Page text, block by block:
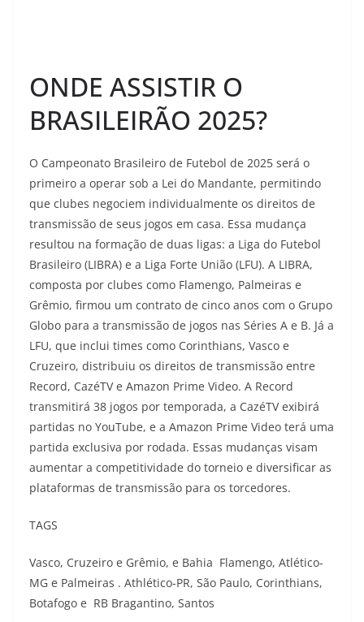
ONDE ASSISTIR O
BRASILEIRÃO 2025?
O Campeonato Brasileiro de Futebol de 2025 será o
primeiro a operar sob a Lei do Mandante, permitindo
que clubes negociem individualmente os direitos de
transmissão de seus jogos em casa. Essa mudança
resultou na formação de duas ligas: a Liga do Futebol
Brasileiro (LIBRA) e a Liga Forte União (LFU). A LIBRA,
composta por clubes como Flamengo, Palmeiras e
Grêmio, firmou um contrato de cinco anos com o Grupo
Globo para a transmissão de jogos nas Séries A e B. Já a
LFU, que inclui times como Corinthians, Vasco e
Cruzeiro, distribuiu os direitos de transmissão entre
Record, CazéTV e Amazon Prime Video. A Record
transmitirá 38 jogos por temporada, a CazéTV exibirá
partidas no YouTube, e a Amazon Prime Video terá uma
partida exclusiva por rodada. Essas mudanças visam
aumentar a competitividade do torneio e diversificar as
plataformas de transmissão para os torcedores.
TAGS
Vasco, Cruzeiro e Grêmio, e Bahia Flamengo, Atlético-
MG e Palmeiras . Athlético-PR, São Paulo, Corinthians,
Botafogo e RB Bragantino, Santos